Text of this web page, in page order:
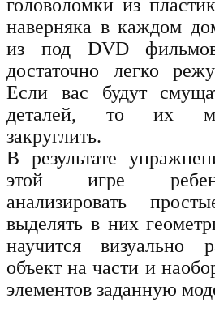
головоломки из
наверняка в каждом
из под DVD
достаточно легко
Если вас будут
деталей, то их
закруглить.
В результате
этой игре
анализировать
выделять в них
научится визуально
объект на части и
элементов заданную